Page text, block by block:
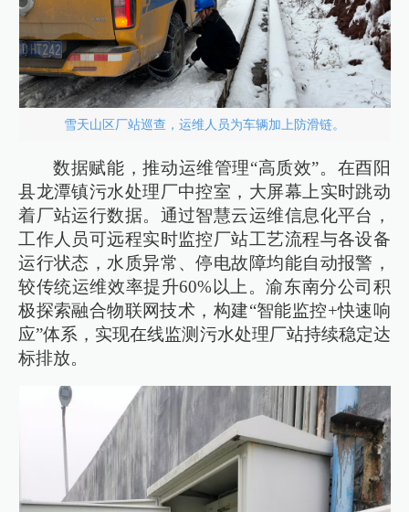
雪天山区厂站巡查，运维人员为车辆加上防滑链。
数据赋能，推动运维管理“高质效”。在酉阳
县龙潭镇污水处理厂中控室，大屏幕上实时跳动
着厂站运行数据。通过智慧云运维信息化平台，
工作人员可远程实时监控厂站工艺流程与各设备
运行状态，水质异常、停电故障均能自动报警，
较传统运维效率提升60%以上。渝东南分公司积
极探索融合物联网技术，构建“智能监控+快速响
应”体系，实现在线监测污水处理厂站持续稳定达
标排放。